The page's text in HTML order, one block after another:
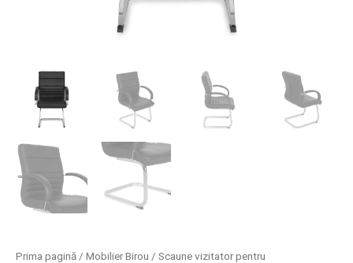
Prima pagină / Mobilier Birou / Scaune vizitator pentru